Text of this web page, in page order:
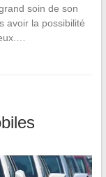
soin de son
avoir la possibilité